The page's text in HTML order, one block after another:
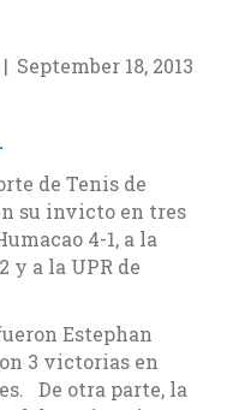
| September 18, 2013
de Tenis de
su invicto en tres
4-1, a la
a la UPR de
Estephan
3 victorias en
De otra parte, la